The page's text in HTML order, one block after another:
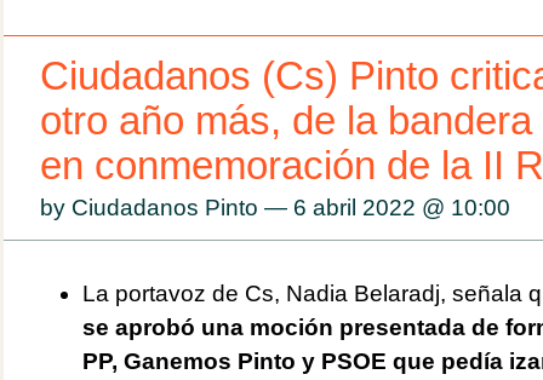
Ciudadanos (Cs) Pinto
otro año más, de la
en conmemoración de la II
by Ciudadanos Pinto — 6 abril 2022 @ 10:00
La portavoz de Cs, Nadia Belaradj, señala
se aprobó una moción presentada de
PP, Ganemos Pinto y PSOE que pedía